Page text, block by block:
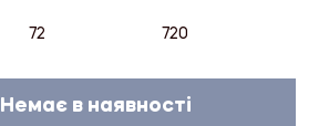
72 720
Немає в наявності